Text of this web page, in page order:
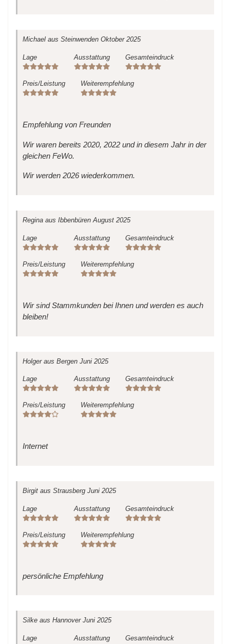
Michael aus Steinwenden Oktober 2025
Lage Ausstattung Gesamteindruck
Preis/Leistung Weiterempfehlung
Empfehlung von Freunden
Wir waren bereits 2020, 2022 und in diesem Jahr in der
gleichen FeWo.
Wir werden 2026 wiederkommen.
Regina aus Ibbenbüren August 2025
Lage Ausstattung Gesamteindruck
Preis/Leistung Weiterempfehlung
Wir sind Stammkunden bei Ihnen und werden es auch
bleiben!
Holgeraus Bergen Juni 2025
Lage Ausstattung Gesamteindruck
Preis/Leistung Weiterempfehlung
Internet
Birgit aus Strausberg Juni 2025
Lage Ausstattung Gesamteindruck
Preis/Leistung Weiterempfehlung
persönliche Empfehlung
Silke aus Hannover Juni 2025
Lage Ausstattung Gesamteindruck